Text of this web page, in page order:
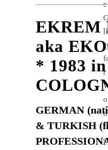
EKREM
aka
* 1983 in
GERMAN
& TURKISH